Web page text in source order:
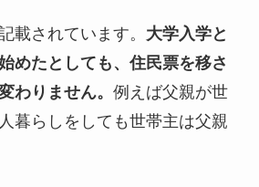
載されています。 大学入学と
めたとしても、住民票を移さ
わりません。 例えば父親が世
暮らしをしても世帯主は父親